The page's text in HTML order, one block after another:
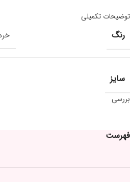
توضیحات تکمیلی
رنگ
سایز
بررسی
فهرست